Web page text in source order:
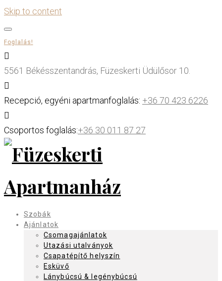
Skip to content
Foglalás!
5561 Békésszentandrás, Füzeskerti Üdülősor 10.
Recepció, egyéni apartmanfoglalás: +36 70 423 6226
Csoportos foglalás:+36 30 011 87 27
Szobák
Ajánlatok
Csomagajánlatok
Utazási utalványok
Csapatépítő helyszín
Esküvő
Lánybúcsú & legénybúcsú